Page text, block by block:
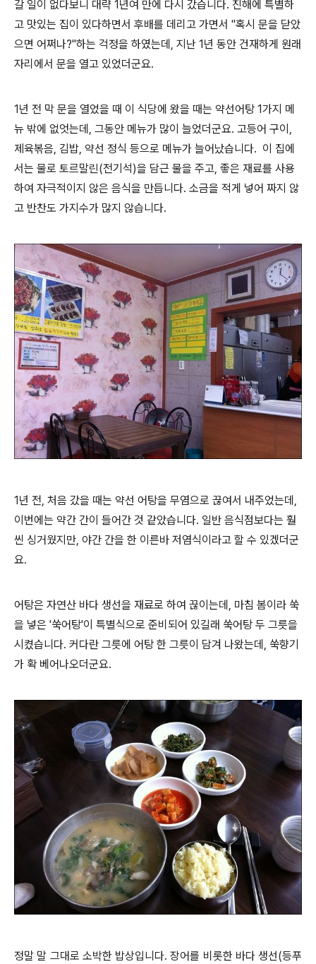
갈 일이 없다보니 대략 1년여 만에 다시 갔습니다. 진해에 특별하
고 맛있는 집이 있다하면서 후배를 데리고 가면서 "혹시 문을 닫았
으면 어쩌나?"하는 걱정을 하였는데, 지난 1년 동안 건재하게 원래
자리에서 문을 열고 있었더군요.
1년 전 막 문을 열었을 때 이 식당에 왔을 때는 약선어탕 1가지 메
뉴 밖에 없엇는데, 그동안 메뉴가 많이 늘었더군요. 고등어 구이,
제육볶음, 김밥, 약선 정식 등으로 메뉴가 늘어났습니다. 이 집에
서는 물로 토르말린(전기석)을 담근 물을 주고, 좋은 재료를 사용
하여 자극적이지 않은 음식을 만듭니다. 소금을 적게 넣어 짜지 않
고 반찬도 가지수가 많지 않습니다.
1년 전, 처음 갔을 때는 약선 어탕을 무염으로 끊여서 내주었는데,
이번에는 약간 간이 들어간 것 같았습니다. 일반 음식점보다는 훨
씬 싱거웠지만, 야간 간을 한 이른바 저염식이라고 할 수 있겠더군
요.
어탕은 자연산 바다 생선을 재료로 하여 끊이는데, 마침 봄이라 쑥
을 넣은 '쑥어탕'이 특별식으로 준비되어 있길래 쑥어탕 두 그릇을
시켰습니다. 커다란 그릇에 어탕 한 그릇이 담겨 나왔는데, 쑥향기
가 확 베어나오더군요.
정말 말 그대로 소박한 밥상입니다. 장어를 비롯한 바다 생선(등푸